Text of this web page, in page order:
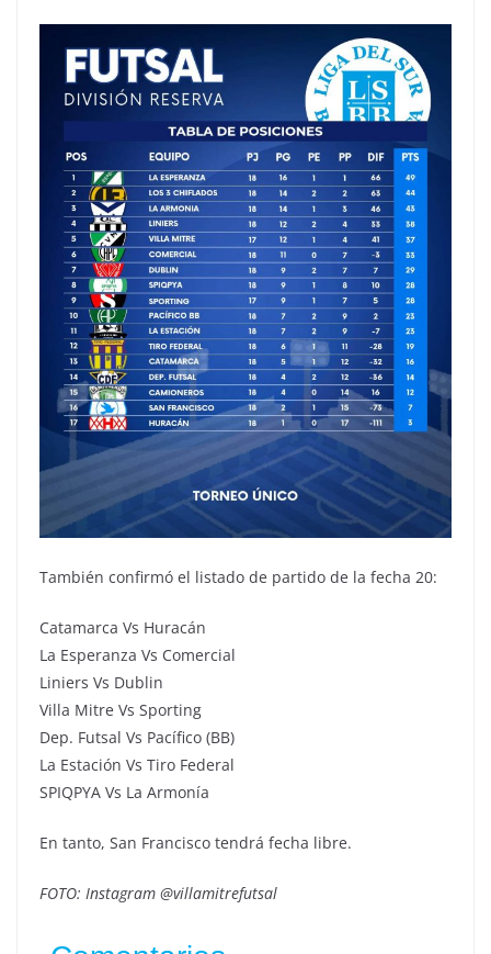
También confirmó el listado de partido de la fecha 20:
Catamarca Vs Huracán
La Esperanza Vs Comercial
Liniers Vs Dublin
Villa Mitre Vs Sporting
Dep. Futsal Vs Pacífico (BB)
La Estación Vs Tiro Federal
SPIQPYA Vs La Armonía
En tanto, San Francisco tendrá fecha libre.
FOTO: Instagram @villamitrefutsal